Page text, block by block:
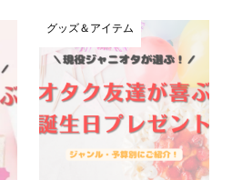
グッズ＆アイテム